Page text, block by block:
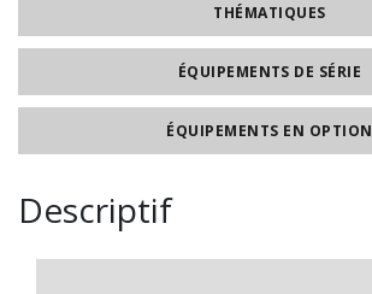
THÉMATIQUES
ÉQUIPEMENTS DE SÉRIE
ÉQUIPEMENTS EN OPTION
Descriptif